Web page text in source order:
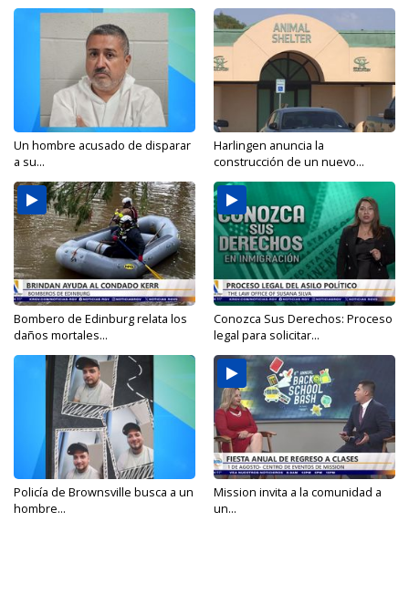
Un hombre acusado de disparar
a su...
Harlingen anuncia la
construcción de un nuevo...
Bombero de Edinburg relata los
daños mortales...
Conozca Sus Derechos: Proceso
legal para solicitar...
Policía de Brownsville busca a un
hombre...
Mission invita a la comunidad a
un...